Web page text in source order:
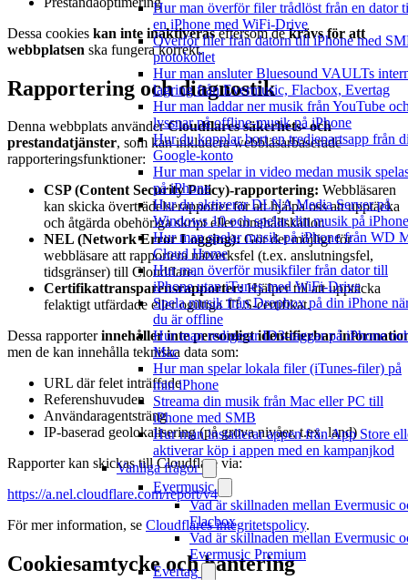
Hur man överför filer trådlöst från en dator
en iPhone med WiFi-Drive
Överför filer från datorn till iPhone med
protokollet
Hur man ansluter Bluesound VAULTs
lagring från Evermusic, Flacbox, Evertag
Hur man laddar ner musik från YouTube
lyssnar på offline-musik på iPhone
Hur du kopplar bort en tredjepartsapp från
Google-konto
Hur man spelar in video medan musik
på iPhone
Hur du aktiverar DLNA Media Server på
Windows 10 och spelar din musik på iPhone
Hur man spelar musik på iPhone från WD
Cloud Home
Hur man överför musikfiler från dator till
iPhone utan iTunes med WiFi-Drive
Spela musik från Dropbox på din iPhone
du är offline
Hur man redigerar ID3-taggar på iPhone
Mac
Hur man spelar lokala filer (iTunes-filer) på
min iPhone
Streama din musik från Mac eller PC till
iPhone med SMB
Hur man installerar appen från App Store
aktiverar köp i appen med en kampanjkod
Vanliga frågor
Evermusic
Vad är skillnaden mellan Evermusic
Flacbox
Vad är skillnaden mellan Evermusic
Evermusic Premium
Evertag
Dessa cookies kan inte inaktiveraseftersom dekrävs för att
webbplatsen ska fungera korrekt.
Rapportering och diagnostik
Denna webbplats använderCloudflares säkerhets- och
prestandatjänster, som kan inkludera webbläsarbaserade
rapporteringsfunktioner:
CSP (Content Security Policy)-rapportering: Webbläsaren
kan skicka överträdelserapporter för att hjälpa oss att upptäcka
och åtgärda obehöriga skript eller innehållskällor.
NEL (Network Error Logging):Gör det möjligt för
webbläsare att rapportera nätverksfel (t.ex. anslutningsfel,
tidsgränser) till Cloudflare.
Certifikattransparensrapporter:Hjälper till att upptäcka
felaktigt utfärdade eller ogiltiga TLS-certifikat.
Dessa rapporterinnehåller inte personligt identifierbar
men de kan innehålla tekniska data som:
URL där felet inträffade
Referenshuvuden
Användaragentsträng
IP-baserad geolokalisering (på grova nivåer, t.ex. land)
Rapporter kan skickas till Cloudflare via:
https://a.nel.cloudflare.com/report/v4
För mer information, se Cloudflares integritetspolicy.
Cookiesamtycke och hantering